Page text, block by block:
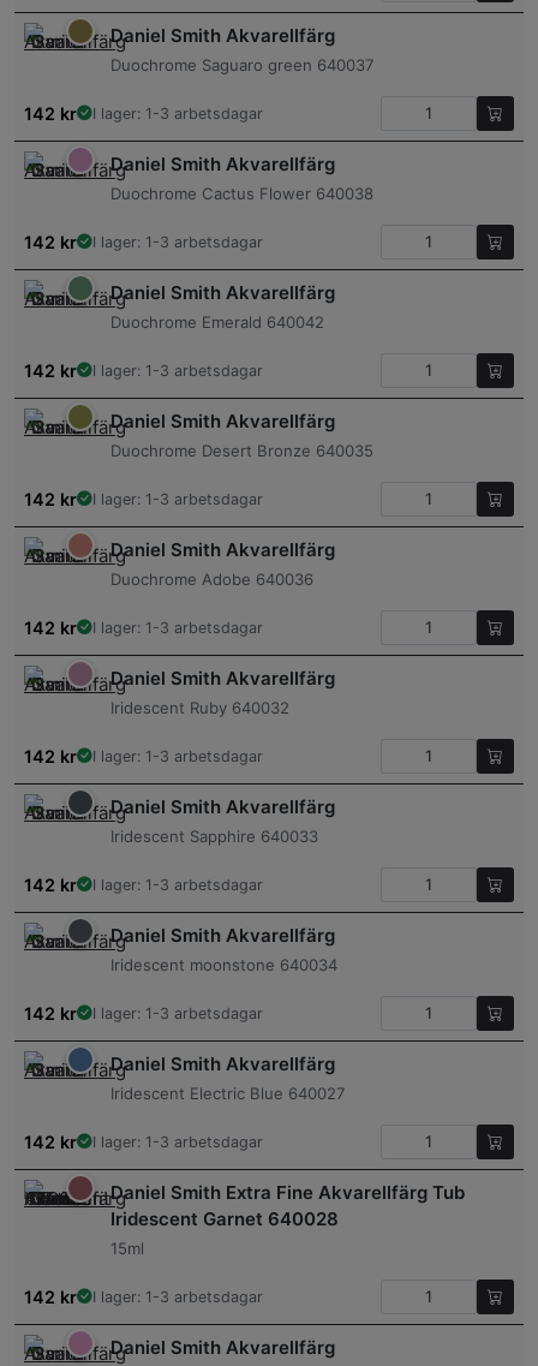
Daniel Smith Akvarellfärg
Duochrome Saguaro green 640037
142 kr I lager: 1-3 arbetsdagar
Daniel Smith Akvarellfärg
Duochrome Cactus Flower 640038
142 kr I lager: 1-3 arbetsdagar
Daniel Smith Akvarellfärg
Duochrome Emerald 640042
142 kr I lager: 1-3 arbetsdagar
Daniel Smith Akvarellfärg
Duochrome Desert Bronze 640035
142 kr I lager: 1-3 arbetsdagar
Daniel Smith Akvarellfärg
Duochrome Adobe 640036
142 kr I lager: 1-3 arbetsdagar
Daniel Smith Akvarellfärg
Iridescent Ruby 640032
142 kr I lager: 1-3 arbetsdagar
Daniel Smith Akvarellfärg
Iridescent Sapphire 640033
142 kr I lager: 1-3 arbetsdagar
Daniel Smith Akvarellfärg
Iridescent moonstone 640034
142 kr I lager: 1-3 arbetsdagar
Daniel Smith Akvarellfärg
Iridescent Electric Blue 640027
142 kr I lager: 1-3 arbetsdagar
Daniel Smith Extra Fine Akvarellfärg Tub
Iridescent Garnet 640028
15ml
142 kr I lager: 1-3 arbetsdagar
Daniel Smith Akvarellfärg